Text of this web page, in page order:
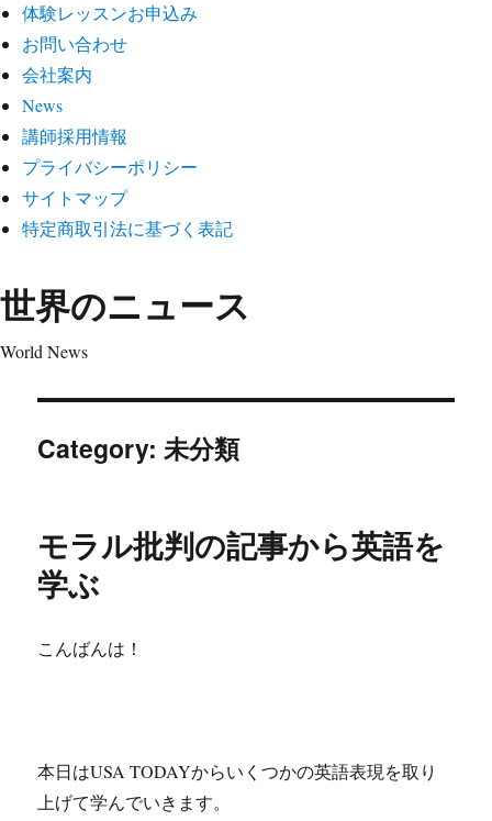
体験レッスンお申込み
お問い合わせ
会社案内
News
講師採用情報
プライバシーポリシー
サイトマップ
特定商取引法に基づく表記
世界のニュース
World News
Category:未分類
モラル批判の記事から英語を
学ぶ
こんばんは！
本日はUSA TODAYからいくつかの英語表現を取り
上げて学んでいきます。